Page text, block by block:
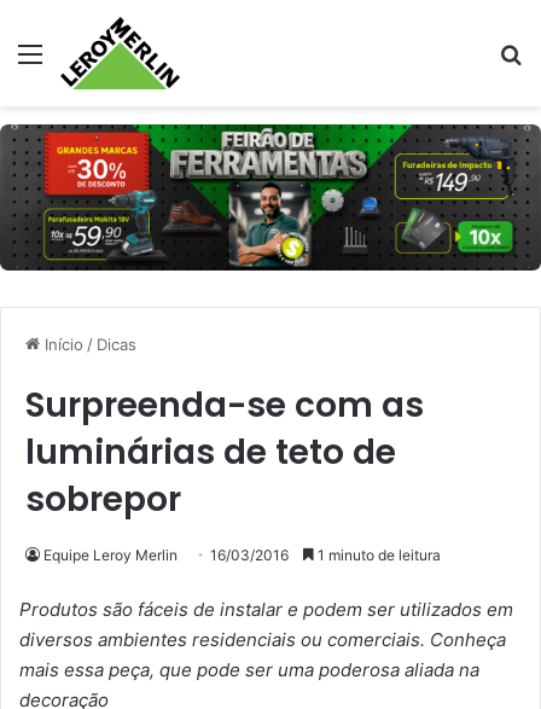
Menu
Início / Dicas
Surpreenda-se com as
luminárias de teto de
sobrepor
Equipe Leroy Merlin 16/03/2016 1 minuto de leitura
Produtos são fáceis de instalar e podem ser utilizados em
diversos ambientes residenciais ou comerciais. Conheça
mais essa peça, que pode ser uma poderosa aliada na
decoração